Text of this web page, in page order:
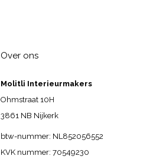
Over ons
Molitli Interieurmakers
Ohmstraat 10H
3861 NB Nijkerk
btw-nummer: NL852056552
KVK nummer: 70549230